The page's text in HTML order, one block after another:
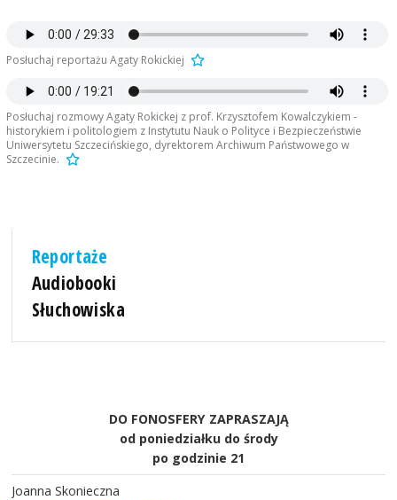
Posłuchaj reportażu Agaty Rokickiej
Posłuchaj rozmowy Agaty Rokickej z prof. Krzysztofem Kowalczykiem -
historykiem i politologiem z Instytutu Nauk o Polityce i Bezpieczeństwie
Uniwersytetu Szczecińskiego, dyrektorem Archiwum Państwowego w
Szczecinie.
Reportaże
Audiobooki
Słuchowiska
DO FONOSFERY ZAPRASZAJĄ
od poniedziałku do środy
po godzinie 21
Joanna Skonieczna